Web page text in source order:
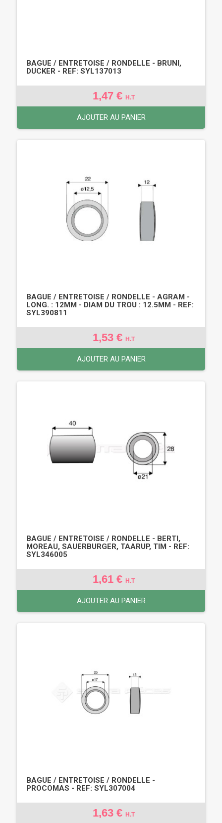
BAGUE / ENTRETOISE / RONDELLE - BRUNI,
DUCKER - REF: SYL137013
1,47 € H.T
AJOUTER AU PANIER
BAGUE / ENTRETOISE / RONDELLE - AGRAM -
LONG. : 12MM - DIAM DU TROU : 12.5MM - REF:
SYL390811
1,53 € H.T
AJOUTER AU PANIER
BAGUE / ENTRETOISE / RONDELLE - BERTI,
MOREAU, SAUERBURGER, TAARUP, TIM - REF:
SYL346005
1,61 € H.T
AJOUTER AU PANIER
BAGUE / ENTRETOISE / RONDELLE -
PROCOMAS - REF: SYL307004
1,63 € H.T